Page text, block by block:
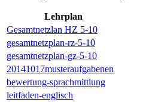
Lehrplan
Gesamtnetzlan HZ 5-10
gesamtnetzplan-rz-5-10
gesamtnetzplan-gz-5-10
20141017musteraufgabenen
bewertung-sprachmittlung
leitfaden-englisch